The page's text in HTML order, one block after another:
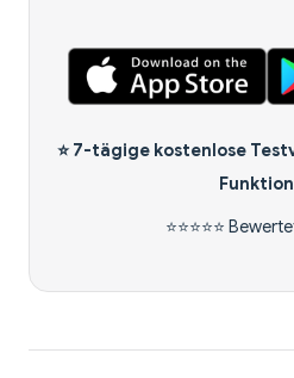
⭐7-tägige kostenlose
⭐⭐⭐⭐⭐